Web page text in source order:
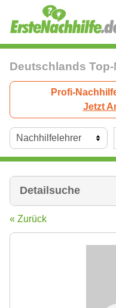
Deutschlands
Profi-
Jetzt
Detailsuche
« Zurück